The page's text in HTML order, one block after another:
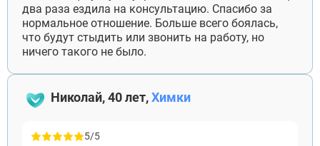
два раза ездила на консультацию. Спасибо за
нормальное отношение. Больше всего боялась,
что будут стыдить или звонить на работу, но
ничего такого не было.
Николай, 40 лет,Химки
5/5
Москва
Видное
Балашиха
Воскресенск
Долгопрудный
Дубна
Егорьевск
Ивантеевка